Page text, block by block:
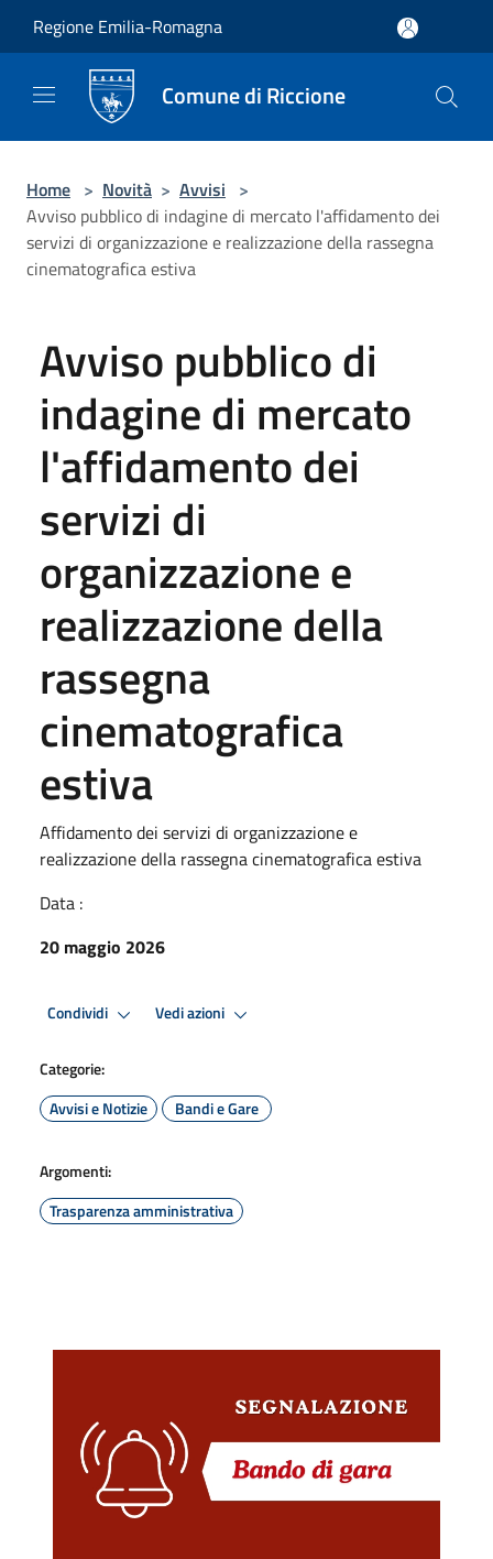
Regione Emilia-Romagna
Comune di Riccione
Home > Novità > Avvisi >
Avviso pubblico di indagine di mercato l'affidamento dei
servizi di organizzazione e realizzazione della rassegna
cinematografica estiva
Avviso pubblico di
indagine di mercato
l'affidamento dei
servizi di
organizzazione e
realizzazione della
rassegna
cinematografica
estiva
Affidamento dei servizi di organizzazione e
realizzazione della rassegna cinematografica estiva
Data :
20 maggio 2026
Condividi Vedi azioni
Categorie:
Avvisi e Notizie
Bandi e Gare
Argomenti:
Trasparenza amministrativa